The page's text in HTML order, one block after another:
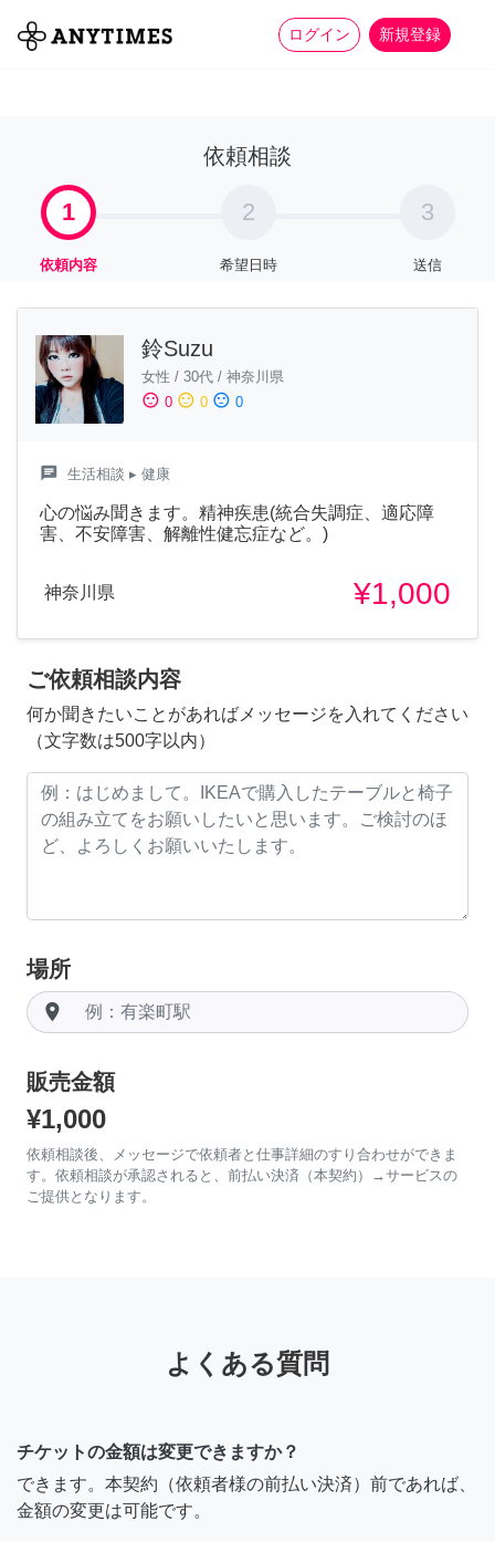
ログイン 新規登録
全て 家事 more_horiz
依頼相談
1
依頼内容
2
希望日時
3
送信
鈴Suzu
女性 / 30代 / 神奈川県
sentiment_satisfied 0 sentiment_neutral 0 sentiment_dissatisfied 0
chat 生活相談 ▸ 健康
心の悩み聞きます。精神疾患(統合失調症、適応障
害、不安障害、解離性健忘症など。)
神奈川県 ¥1,000
ご依頼相談内容
何か聞きたいことがあればメッセージを入れてください
（文字数は500字以内）
場所
room
販売金額
¥1,000
依頼相談後、メッセージで依頼者と仕事詳細のすり合わせができま
す。依頼相談が承認されると、前払い決済（本契約）→サービスの
ご提供となります。
よくある質問
チケットの金額は変更できますか？
できます。本契約（依頼者様の前払い決済）前であれば、
金額の変更は可能です。